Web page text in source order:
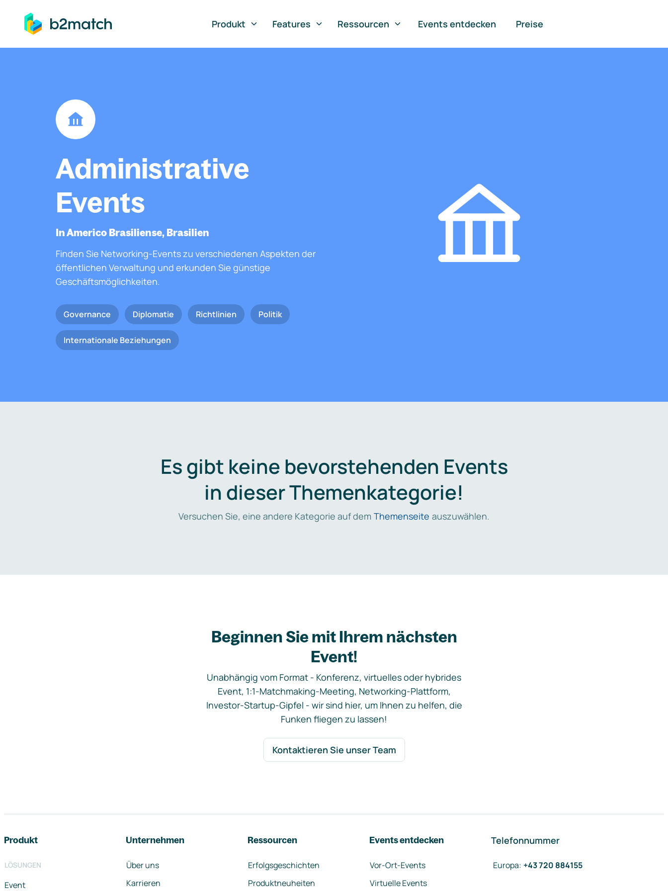
springen
Produkt
Features Ressourcen Events entdecken Preise
Administrative
Events
In Americo Brasiliense, Brasilien
Finden Sie Networking-Events zu verschiedenen Aspekten der
öffentlichen Verwaltung und erkunden Sie günstige
Geschäftsmöglichkeiten.
Governance Diplomatie Richtlinien Politik
Internationale Beziehungen
Es gibt keine bevorstehenden Events
in dieser Themenkategorie!
Versuchen Sie, eine andere Kategorie auf dem Themenseite auszuwählen.
Beginnen Sie mit Ihrem nächsten
Event!
Unabhängig vom Format - Konferenz, virtuelles oder hybrides
Event, 1:1-Matchmaking-Meeting, Networking-Plattform,
Investor-Startup-Gipfel - wir sind hier, um Ihnen zu helfen, die
Funken fliegen zu lassen!
Kontaktieren Sie unser Team
Produkt
LÖSUNGEN
Event
Unternehmen
Über uns
Karrieren
Ressourcen
Erfolgsgeschichten
Produktneuheiten
Events entdecken
Vor-Ort-Events
Virtuelle Events
Telefonnummer
Europa: +43 720 884155